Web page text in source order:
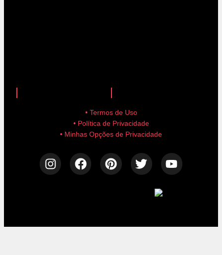
• Termos de Uso
• Política de Privacidade
• Minhas Opções de Privacidade